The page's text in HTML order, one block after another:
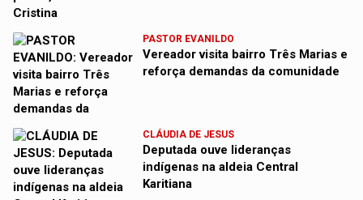
PASTOR EVANILDO
Vereador visita bairro Três Marias e
reforça demandas da comunidade
CLÁUDIA DE JESUS
Deputada ouve lideranças
indígenas na aldeia Central
Karitiana